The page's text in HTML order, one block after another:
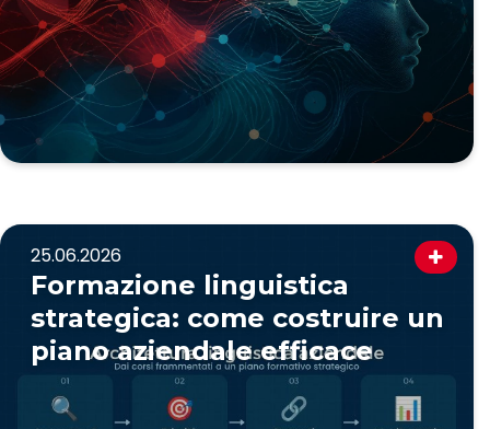
25.06.2026
Formazione linguistica
strategica: come costruire un
piano aziendale efficace